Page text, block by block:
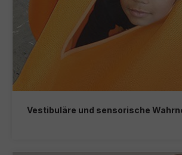
Vestibuläre und sensorische